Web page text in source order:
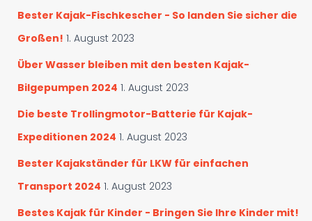
Bester Kajak-Fischkescher - So landen Sie sicher die
Großen! 1. August 2023
Über Wasser bleiben mit den besten Kajak-
Bilgepumpen 2024 1. August 2023
Die beste Trollingmotor-Batterie für Kajak-
Expeditionen 2024 1. August 2023
Bester Kajakständer für LKW für einfachen
Transport 2024 1. August 2023
Bestes Kajak für Kinder - Bringen Sie Ihre Kinder mit!